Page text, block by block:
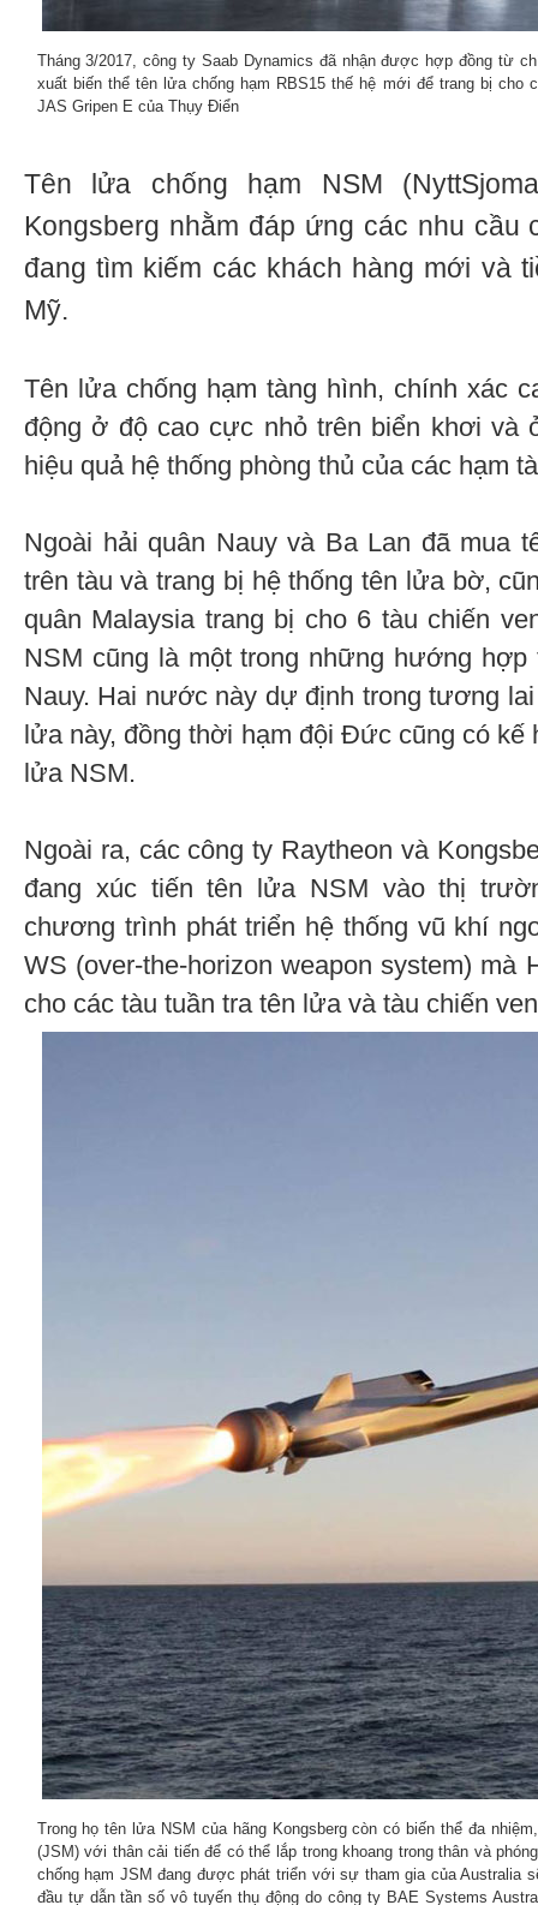
Tháng 3/2017, công ty Saab Dynamics đã nhận được hợp đồng từ
xuất biến thể tên lửa chống hạm RBS15 thế hệ mới để trang bị cho
JAS Gripen E của Thụy Điển
Tên lửa chống hạm NSM
Kongsberg nhằm đáp ứng các nhu cầu
đang tìm kiếm các khách hàng mới và
Mỹ.
Tên lửa chống hạm tàng hình, chính xác
động ở độ cao cực nhỏ trên biển khơi và
hiệu quả hệ thống phòng thủ của các hạm
Ngoài hải quân Nauy và Ba Lan đã mua
trên tàu và trang bị hệ thống tên lửa bờ,
quân Malaysia trang bị cho 6 tàu chiến
NSM cũng là một trong những hướng
Nauy. Hai nước này dự định trong tương
lửa này, đồng thời hạm đội Đức cũng có kế
lửa NSM.
Ngoài ra, các công ty Raytheon và
đang xúc tiến tên lửa NSM vào thị
chương trình phát triển hệ thống vũ khí
WS (over-the-horizon weapon system) mà
cho các tàu tuần tra tên lửa và tàu chiến
Trong họ tên lửa NSM của hãng Kongsberg còn có biến thể đa
(JSM) với thân cải tiến để có thể lắp trong khoang trong thân và
chống hạm JSM đang được phát triển với sự tham gia của Australia
đầu tự dẫn tần số vô tuyến thụ động do công ty BAE Systems